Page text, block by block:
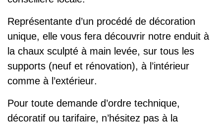
Représentante d’un procédé de décoration
unique, elle vous fera découvrir notre enduit à
la chaux sculpté à main levée, sur tous les
supports (neuf et rénovation), à l’intérieur
comme à l’extérieur.
Pour toute demande d’ordre technique,
décoratif ou tarifaire, n’hésitez pas à la